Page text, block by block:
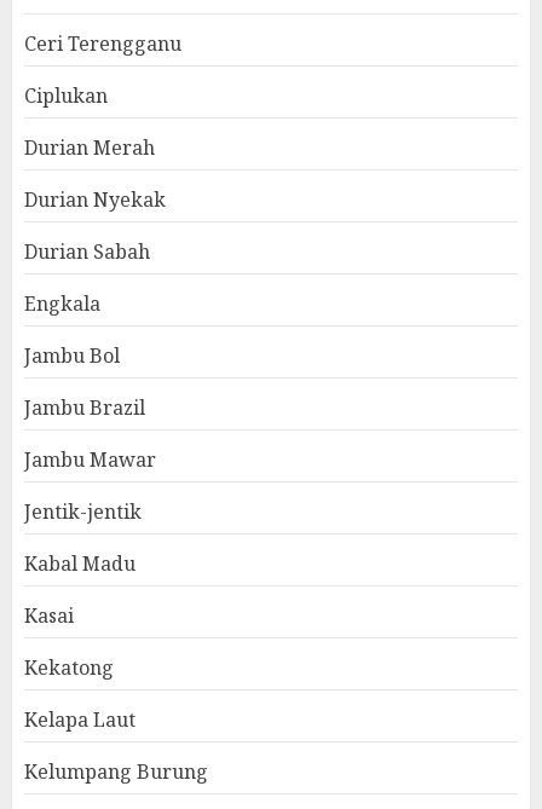
Ceri Terengganu
Ciplukan
Durian Merah
Durian Nyekak
Durian Sabah
Engkala
Jambu Bol
Jambu Brazil
Jambu Mawar
Jentik-jentik
Kabal Madu
Kasai
Kekatong
Kelapa Laut
Kelumpang Burung